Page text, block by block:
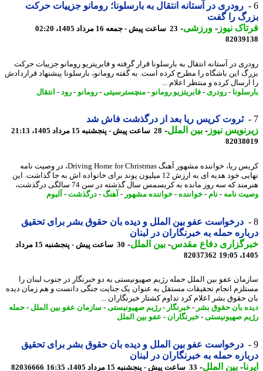
رودری در آستانه انتقال به بارسلونا؛ رومانو جزییات حرکت
را گفت
نیوز-ورزشی-23 ساعت پیش - جمعه 16 مرداد 1405، 02:20
در آستانه انتقال به بارسلونا قرار گرفته و فابریتزیو رومانو جزییات حرکت
این باشگاه را مطرح کرده است. به گفته رومانو، بارسلونا پیشنهاد قراردادش
کرده و منتظر اعلام ...
-رودری- فابریتزیو رومانو-منچسترسیتی-رومانو-رود- انتقال
ثروت کریس ریا بعد از درگذشت فاش شد
نیوز-بین الملل-28 ساعت پیش - پنجشنبه 15 مرداد 1405، 21:13
کریس ریا، خواننده مشهور آهنگ Driving Home for Christmas، در وصیت نامه
نهایی خود هدیه ای به ارزش 12 میلیون پوند برای خانواده اش به جا گذاشت. این
که سه روز مانده به کریسمس سال گذشته در سن 74 سالگی درگذشت،
نامه -نام -خواننده -خواننده مشهور-آهنگ -درگذشت-آلبوم
درخواست عفو بین الملل و دیده بان حقوق بشر برای تحقیق
حمله به خبرنگاران در لبنان
دفاع مقدس-بین الملل-
30 ساعت پیش - پنجشنبه 15 مرداد
82037362
عفو بین الملل حمله رژیم صهیونیستی به دو خبرنگار در جنوب لبنان را
انجام تحقیقات مستقل به عنوان یک جنایت جنگی دانست و هم زمان دیده
حقوق بشر اعلام کرد تداوم کشتار خبرنگاران ...
بان حقوق بشر -خبرنگار -رژیم صهیونیستی-سازمان عفو بین الملل-حمله
صهیونیستی-خبرنگاران- عفو بین الملل
درخواست عفو بین الملل و دیده بان حقوق بشر برای تحقیق
حمله به خبرنگاران در لبنان
-بین الملل-33 ساعت پیش - پنجشنبه 15 مرداد 1405، 16:35 82036666